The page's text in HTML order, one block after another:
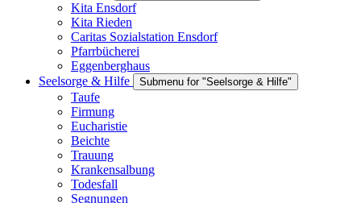
Kita Ensdorf
Kita Rieden
Caritas Sozialstation Ensdorf
Pfarrbücherei
Eggenberghaus
Seelsorge & Hilfe
Submenu for "Seelsorge & Hilfe"
Taufe
Firmung
Eucharistie
Beichte
Trauung
Krankensalbung
Todesfall
Segnungen